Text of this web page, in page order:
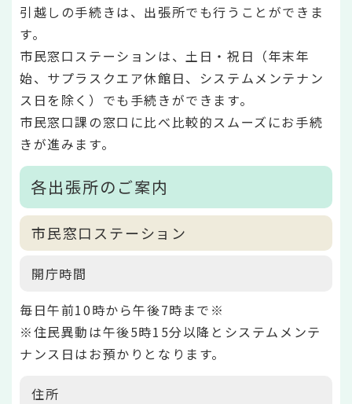
引越しの手続きは、出張所でも行うことができま
す。
市民窓口ステーションは、土日・祝日（年末年
始、サプラスクエア休館日、システムメンテナン
ス日を除く）でも手続きができます。
市民窓口課の窓口に比べ比較的スムーズにお手続
きが進みます。
各出張所のご案内
市民窓口ステーション
開庁時間
毎日午前10時から午後7時まで※
※住民異動は午後5時15分以降とシステムメンテ
ナンス日はお預かりとなります。
住所